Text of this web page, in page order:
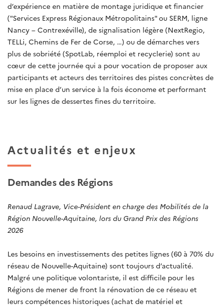
d’expérience en matière de montage juridique et financier
("Services Express Régionaux Métropolitains" ou SERM, ligne
Nancy – Contrexéville), de signalisation légère (NextRegio,
TELLi, Chemins de Fer de Corse, …) ou de démarches vers
plus de sobriété (SpotLab, réemploi et recyclerie) sont au
cœur de cette journée qui a pour vocation de proposer aux
participants et acteurs des territoires des pistes concrètes de
mise en place d’un service à la fois économe et performant
sur les lignes de dessertes fines du territoire.
Actualités et enjeux
Demandes des Régions
Renaud Lagrave, Vice-Président en charge des Mobilités de la
Région Nouvelle-Aquitaine, lors du Grand Prix des Régions
2026
Les besoins en investissements des petites lignes (60 à 70% du
réseau de Nouvelle-Aquitaine) sont toujours d’actualité.
Malgré une politique volontariste, il est difficile pour les
Régions de mener de front la rénovation de ce réseau et
leurs compétences historiques (achat de matériel et